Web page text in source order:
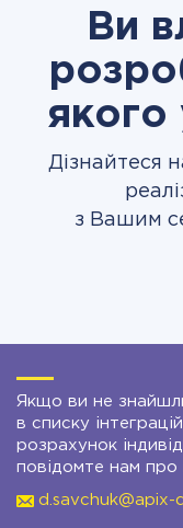
Ви
якого
Дізнайтеся
з Вашим
Якщо ви не
в списку
розрахунок
повідомте нам
d.savchuk@apix-